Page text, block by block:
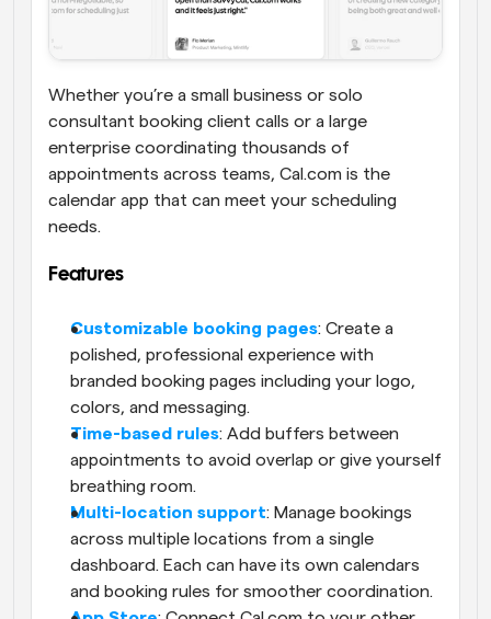
Whether you’re a small business or solo
consultant booking client calls or a large
enterprise coordinating thousands of
appointments across teams, Cal.com is the
calendar app that can meet your scheduling
needs.
Features
Customizable booking pages: Create a
polished, professional experience with
branded booking pages including your logo,
colors, and messaging.
Time-based rules: Add buffers between
appointments to avoid overlap or give yourself
breathing room.
Multi-location support: Manage bookings
across multiple locations from a single
dashboard. Each can have its own calendars
and booking rules for smoother coordination.